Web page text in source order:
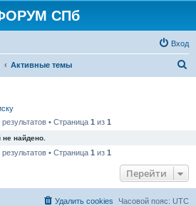
СПб
Вход
Активные темы
• Страница 1 из 1
найдено.
• Страница 1 из 1
Перейти
Часовой пояс: UTC
Удалить cookies